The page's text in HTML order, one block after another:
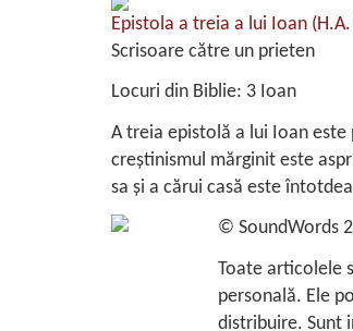
Epistola a treia a lui Ioan
Scrisoare către un prieten
Locuri din Biblie: 3 Ioan
A treia epistolă a lui Ioan
creștinismul mărginit este
sa și a cărui casă este
© SoundWords
Toate articolele
personală. Ele
distribuire. Sunt